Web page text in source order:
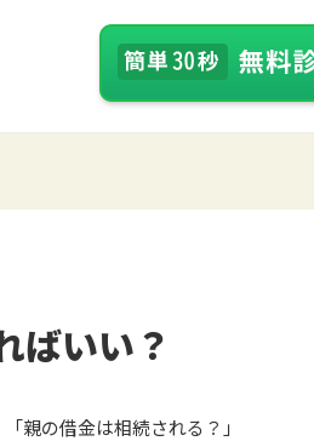
ばいい？
親の借金は相続される？」